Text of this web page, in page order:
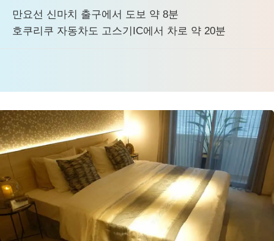
만요선 신마치 출구에서 도보 약 8분
호쿠리쿠 자동차도 고스기IC에서 차로 약 20분